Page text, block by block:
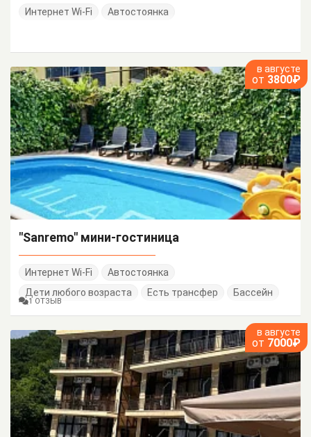
Интернет Wi-Fi Автостоянка
в августе
от 3800₽
"Sanremo" мини-гостиница
Интернет Wi-Fi
Автостоянка
Дети любого возраста
Есть трансфер Бассейн
1 ОТЗЫВ
в августе
от 7000₽